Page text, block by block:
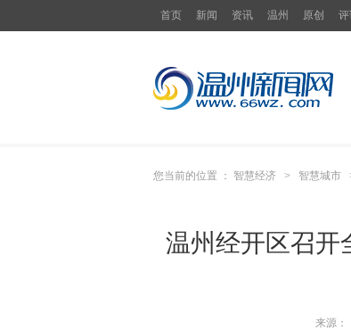
首页 新闻 资讯 温州 原创
您当前的位置 ： 智慧经济 > 智慧城市
温州经开区召开
来源：